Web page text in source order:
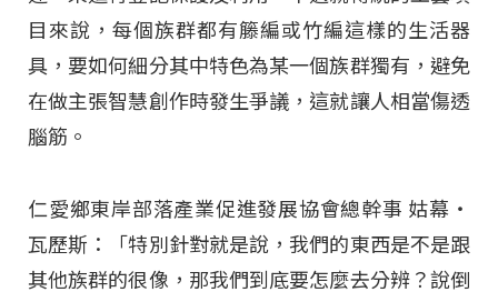
目來說，每個族群都有籐編或竹編這樣的生活器
具，要如何細分其中特色為某一個族群獨有，避免
在做主張智慧創作時發生爭議，這就讓人相當傷透
腦筋。
仁愛鄉東岸部落產業促進發展協會總幹事 姑幕‧
瓦歷斯：「特別針對就是說，我們的東西是不是跟
其他族群的很像，那我們到底要怎麼去分辨？說倒